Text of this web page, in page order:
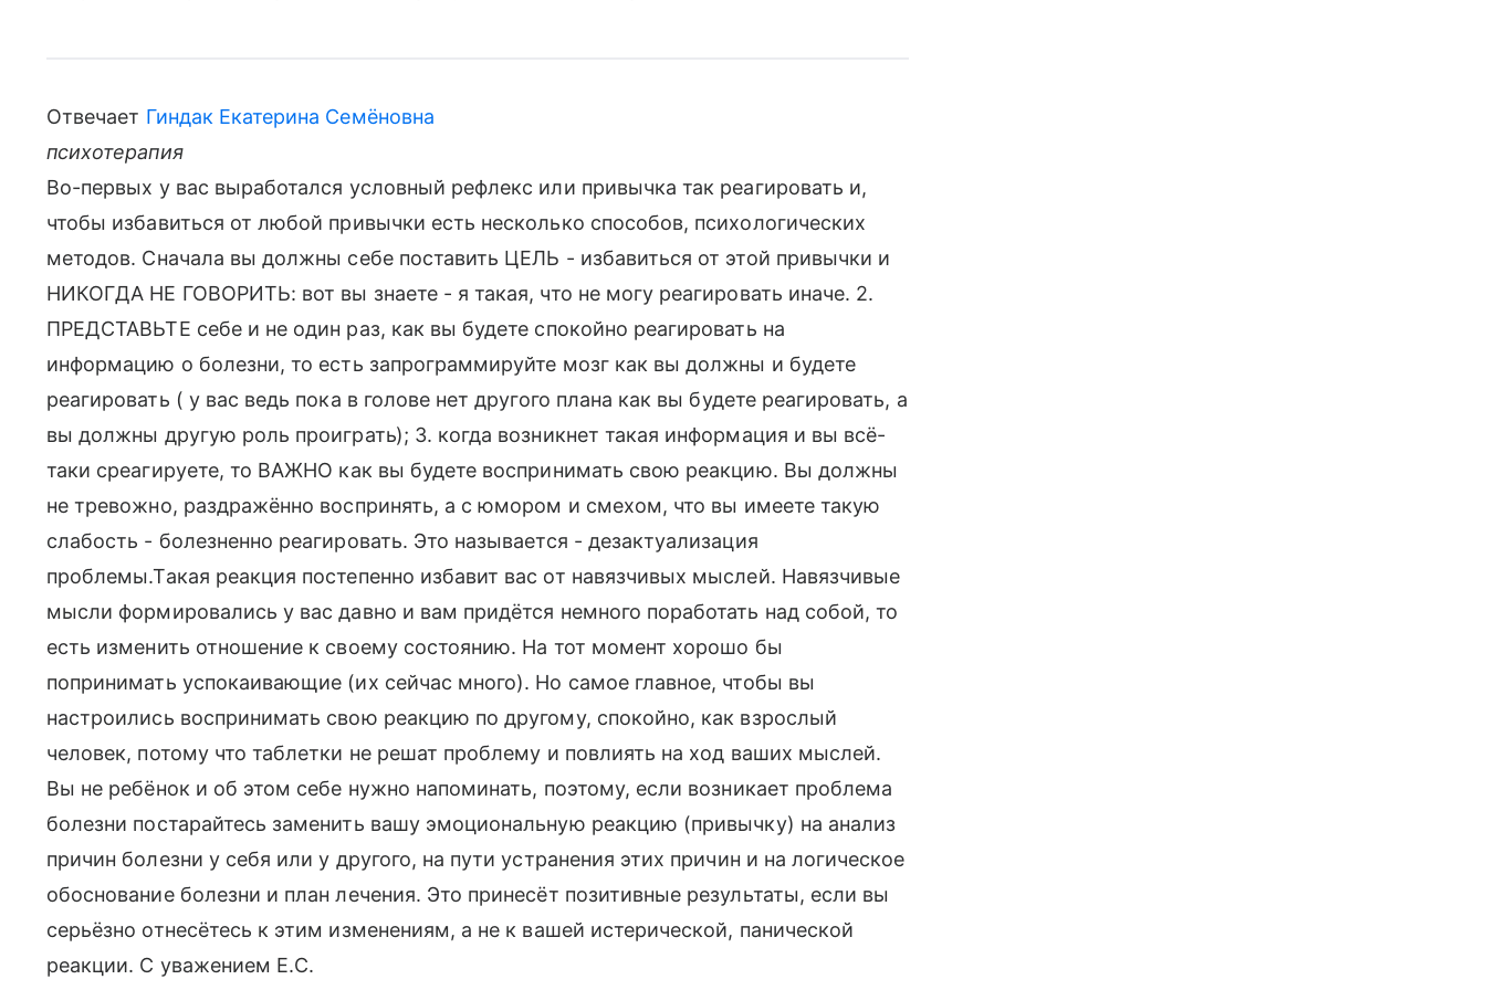
Отвечает Гиндак Екатерина Семёновна
психотерапия
Во-первых у вас выработался условный рефлекс или привычка так реагировать и,
чтобы избавиться от любой привычки есть несколько способов, психологических
методов. Сначала вы должны себе поставить ЦЕЛЬ - избавиться от этой привычки и
НИКОГДА НЕ ГОВОРИТЬ: вот вы знаете - я такая, что не могу реагировать иначе. 2.
ПРЕДСТАВЬТЕ себе и не один раз, как вы будете спокойно реагировать на
информацию о болезни, то есть запрограммируйте мозг как вы должны и будете
реагировать ( у вас ведь пока в голове нет другого плана как вы будете реагировать, а
вы должны другую роль проиграть); 3. когда возникнет такая информация и вы всё-
таки среагируете, то ВАЖНО как вы будете воспринимать свою реакцию. Вы должны
не тревожно, раздражённо воспринять, а с юмором и смехом, что вы имеете такую
слабость - болезненно реагировать. Это называется - дезактуализация
проблемы.Такая реакция постепенно избавит вас от навязчивых мыслей. Навязчивые
мысли формировались у вас давно и вам придётся немного поработать над собой, то
есть изменить отношение к своему состоянию. На тот момент хорошо бы
попринимать успокаивающие (их сейчас много). Но самое главное, чтобы вы
настроились воспринимать свою реакцию по другому, спокойно, как взрослый
человек, потому что таблетки не решат проблему и повлиять на ход ваших мыслей.
Вы не ребёнок и об этом себе нужно напоминать, поэтому, если возникает проблема
болезни постарайтесь заменить вашу эмоциональную реакцию (привычку) на анализ
причин болезни у себя или у другого, на пути устранения этих причин и на логическое
обоснование болезни и план лечения. Это принесёт позитивные результаты, если вы
серьёзно отнесётесь к этим изменениям, а не к вашей истерической, панической
реакции. С уважением Е.С.